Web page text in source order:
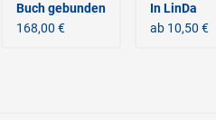
Buch gebunden
168,00 €
In LinDa
ab 10,50 €